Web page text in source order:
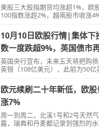
美股三大股指期货均涨超1%，欧
100指数涨超2%，越南股市收涨4%
10月10日欧股行情|集体下
数一度跌超9%，英国债市
英国央行宣布，未来五天将把购
英镑（108亿美元），此前为50亿
欧元续刷二十年新低，欧
涨7%
周一到周二，北溪1号和2号天然
露，瑞典和丹麦都记录到强烈的